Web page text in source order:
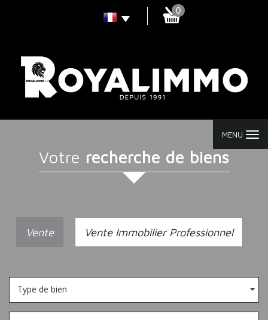
0
MENU
Votre recherche de biens
Vente Vente Immobilier Professionnel
Type de bien